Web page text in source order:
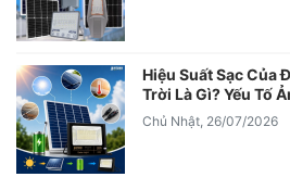
Hiệu Suất Sạc Của
Trời Là Gì? Yếu Tố
Chủ Nhật, 26/07/2026